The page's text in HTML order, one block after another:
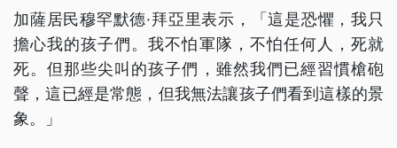
加薩居民穆罕默德·拜亞里表示，「這是恐懼，我只
擔心我的孩子們。我不怕軍隊，不怕任何人，死就
死。但那些尖叫的孩子們，雖然我們已經習慣槍砲
聲，這已經是常態，但我無法讓孩子們看到這樣的景
象。」